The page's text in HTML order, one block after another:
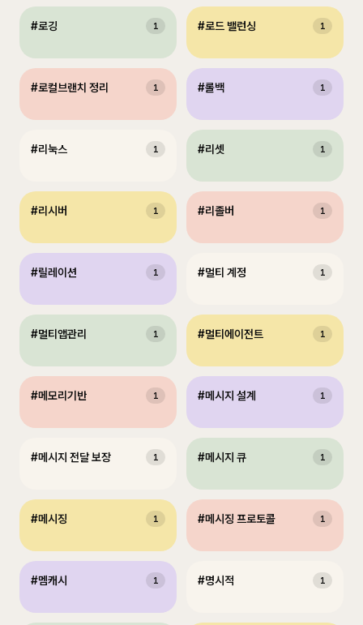
#로깅 1 #로드 밸런싱 1
#로컬브랜치 정리 1 #롤백 1
#리눅스 1 #리셋 1
#리시버 1 #리졸버 1
#릴레이션 1 #멀티 계정 1
#멀티앱관리 1 #멀티에이전트 1
#메모리기반 1 #메시지 설계 1
#메시지 전달 보장 1 #메시지 큐 1
#메시징 1 #메시징 프로토콜 1
#멤캐시 1 #명시적 1